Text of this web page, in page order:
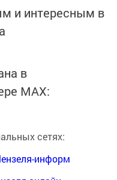
и интересным в
в
MАХ:
сетях:
информ